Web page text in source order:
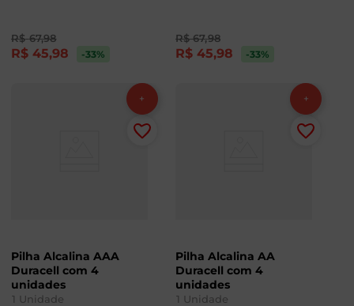
R$ 67,98
R$ 45,98 -33%
R$ 67,98
R$ 45,98 -33%
Pilha Alcalina AAA
Duracell com 4
unidades
1 Unidade
Pilha Alcalina AA
Duracell com 4
unidades
1 Unidade